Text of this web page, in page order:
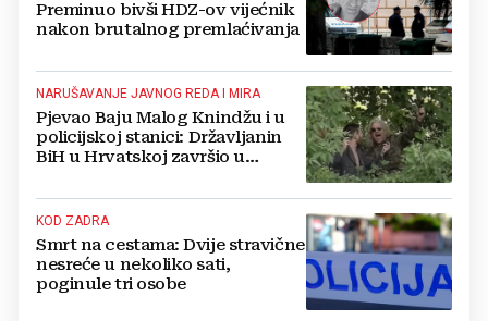
Preminuo bivši HDZ-ov vijećnik
nakon brutalnog premlaćivanja
NARUŠAVANJE JAVNOG REDA I MIRA
Pjevao Baju Malog Knindžu i u
policijskoj stanici: Državljanin
BiH u Hrvatskoj završio u
KOD ZADRA
Smrt na cestama: Dvije stravične
nesreće u nekoliko sati,
poginule tri osobe